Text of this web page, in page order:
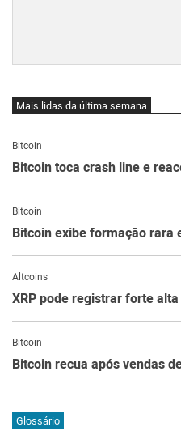
Mais lidas da última semana
Bitcoin
Bitcoin toca crash line e
Bitcoin
Bitcoin exibe formação rara
Altcoins
XRP pode registrar forte
Bitcoin
Bitcoin recua após vendas
Glossário